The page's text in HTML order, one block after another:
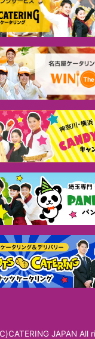
JAPAN All